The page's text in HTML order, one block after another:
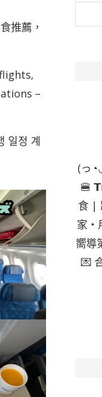
推薦，
–
일정 계
(っ
🍔
食 |
家
嚮導
💌